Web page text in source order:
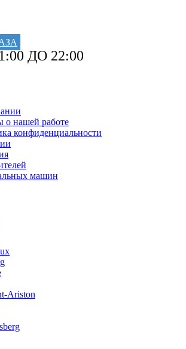
ДО 22:00
о нашей работе
конфиденциальности
машин
Ariston